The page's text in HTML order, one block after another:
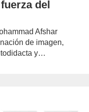
del
Afshar
de imagen,
y…